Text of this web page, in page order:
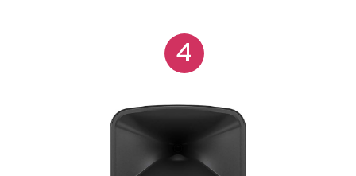
master e um módulo USB/SD/FM capaz de
reproduzir músicas em formato MP3 gravadas em
cartão SD e captação de estações de FM. O
amplificador é capaz de operar com carga mínima
auxiliar para conexão de outra caixa passiva com
4